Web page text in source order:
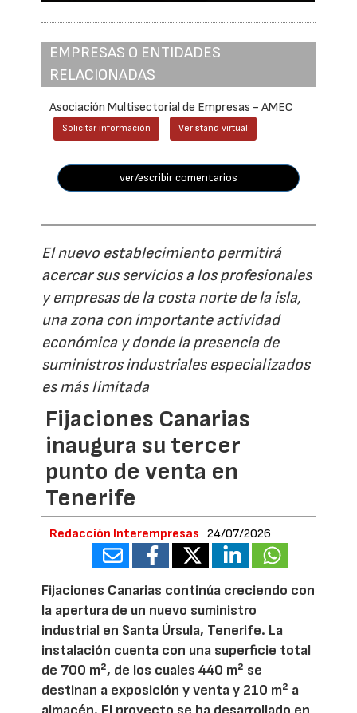
EMPRESAS O ENTIDADES
RELACIONADAS
Asociación Multisectorial de Empresas - AMEC
Solicitar información Ver stand virtual
ver/escribir comentarios
El nuevo establecimiento permitirá
acercar sus servicios a los profesionales
y empresas de la costa norte de la isla,
una zona con importante actividad
económica y donde la presencia de
suministros industriales especializados
es más limitada
Fijaciones Canarias
inaugura su tercer
punto de venta en
Tenerife
Redacción Interempresas 24/07/2026
Fijaciones Canarias continúa creciendo con
la apertura de un nuevo suministro
industrial en Santa Úrsula, Tenerife. La
instalación cuenta con una superficie total
de 700 m², de los cuales 440 m² se
destinan a exposición y venta y 210 m² a